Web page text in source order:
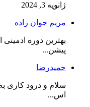
ژانویه 3, 2024
مریم جوان زاده
بهترین دوره
پیشن...
حمیدرضا
سلام و درود کاری
اس...